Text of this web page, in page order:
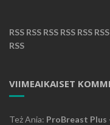
RSS RSS RSS RSS RSS RSS
RSS
VIIMEAIKAISET
Też Ania: ProBreast Plus